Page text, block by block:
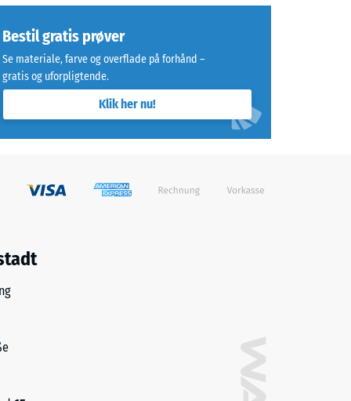
R10
Bestil gratis prøver
Se materiale, farve og overflade på forhånd –
gratis og uforpligtende.
Klik her nu!